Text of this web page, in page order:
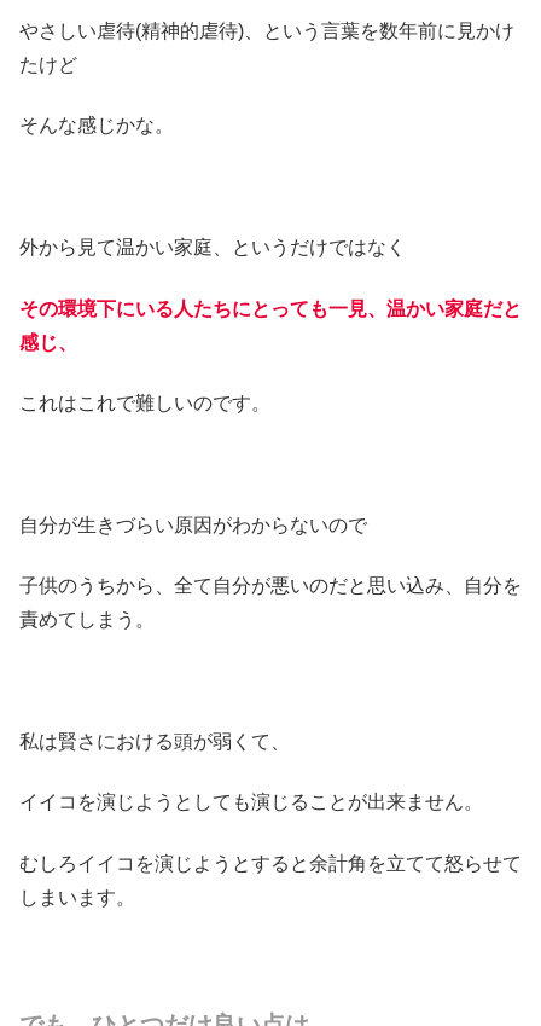
やさしい虐待(精神的虐待)、という言葉を数年前に見かけ
たけど
そんな感じかな。
外から見て温かい家庭、というだけではなく
その環境下にいる人たちにとっても一見、温かい家庭だと
感じ、
これはこれで難しいのです。
自分が生きづらい原因がわからないので
子供のうちから、全て自分が悪いのだと思い込み、自分を
責めてしまう。
私は賢さにおける頭が弱くて、
イイコを演じようとしても演じることが出来ません。
むしろイイコを演じようとすると余計角を立てて怒らせて
しまいます。